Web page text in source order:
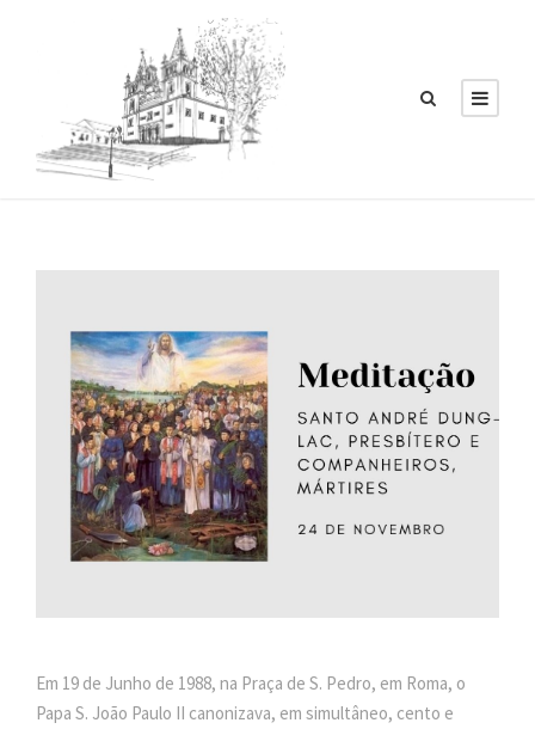
Em 19 de Junho de 1988, na Praça de S. Pedro, em Roma, o
Papa S. João Paulo II canonizava, em simultâneo, cento e